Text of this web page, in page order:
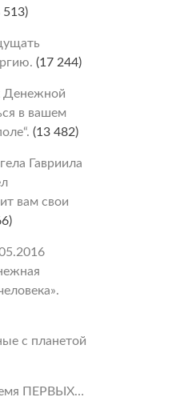
513)
(17 244)
Денежной
в вашем
(13 482)
Гавриила
вам свои
с планетой
ПЕРВЫХ…